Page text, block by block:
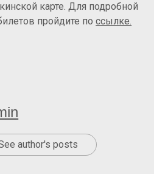
карте. Для подробной
пройдите поссылке.
author's posts